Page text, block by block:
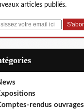
articles publiés.
rendus ouvrages